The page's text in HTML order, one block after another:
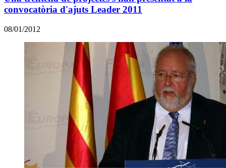
convocatòria d'ajuts Leader 2011
08/01/2012